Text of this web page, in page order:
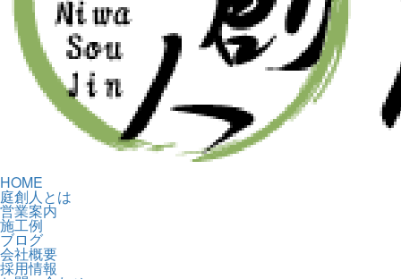
HOME
庭創人とは
営業案内
施工例
ブログ
会社概要
採用情報